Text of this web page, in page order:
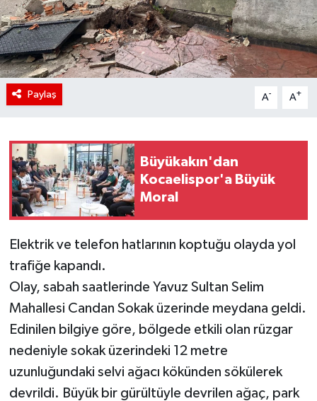
Paylaş A- A+
Büyükakın'dan
Kocaelispor'a Büyük
Moral
Elektrik ve telefon hatlarının koptuğu olayda yol
trafiğe kapandı.
Olay, sabah saatlerinde Yavuz Sultan Selim
Mahallesi Candan Sokak üzerinde meydana geldi.
Edinilen bilgiye göre, bölgede etkili olan rüzgar
nedeniyle sokak üzerindeki 12 metre
uzunluğundaki selvi ağacı kökünden sökülerek
devrildi. Büyük bir gürültüyle devrilen ağaç, park